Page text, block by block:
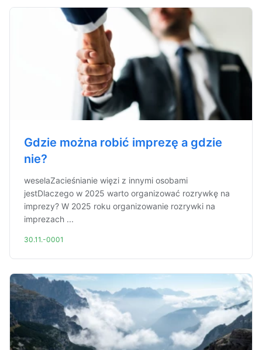
Gdzie można robić imprezę a gdzie
nie?
weselaZacieśnianie więzi z innymi osobami
jestDlaczego w 2025 warto organizować rozrywkę na
imprezy? W 2025 roku organizowanie rozrywki na
imprezach ...
30.11.-0001